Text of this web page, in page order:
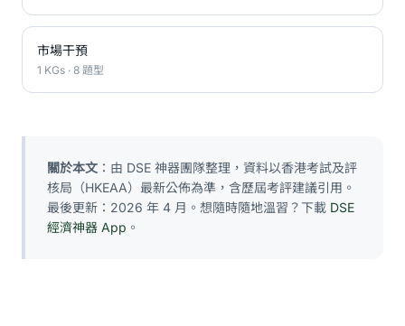
市場干預
1 KGs · 8 題型
關於本文 ：由 DSE 神器團隊整理，資料以香港考試及評
核局（HKEAA）最新公佈為準，含歷屆考評建議引用。
最後更新：2026 年 4 月。想隨時隨地溫習？下載 DSE
經濟神器 App 。